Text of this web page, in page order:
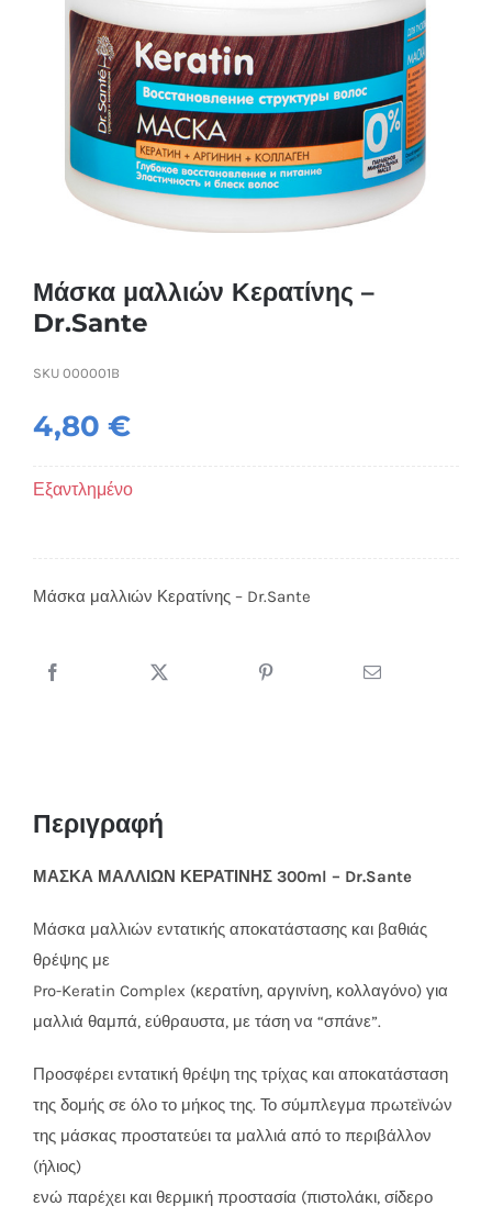
Συσκευές Ομορφιάς
Υγεία & Ευεξία
Ισοθερμικά Ρούχα
Μάσκα μαλλιών Κερατίνης –
Dr.Sante
SKU 000001B
4,80 €
Εξαντλημένο
Μάσκα μαλλιών Κερατίνης – Dr.Sante
Περιγραφή
ΜΑΣΚΑ ΜΑΛΛΙΩΝ ΚΕΡΑΤΙΝΗΣ 300ml – Dr.Sante
Μάσκα μαλλιών εντατικής αποκατάστασης και βαθιάς
θρέψης με
Pro-Keratin Complex (κερατίνη, αργινίνη, κολλαγόνο) για
μαλλιά θαμπά, εύθραυστα, με τάση να “σπάνε”.
Προσφέρει εντατική θρέψη της τρίχας και αποκατάσταση
της δομής σε όλο το μήκος της. Το σύμπλεγμα πρωτεϊνών
της μάσκας προστατεύει τα μαλλιά από το περιβάλλον
(ήλιος)
ενώ παρέχει και θερμική προστασία (πιστολάκι, σίδερο